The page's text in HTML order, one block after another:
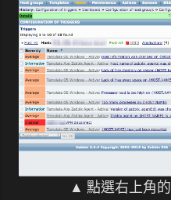
▲ 點選右上角的